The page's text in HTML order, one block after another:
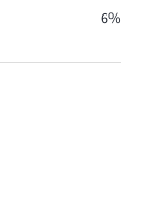
6%